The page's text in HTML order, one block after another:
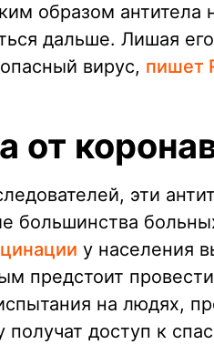
образом антитела
дальше. Лишая
вирус, пишет
от
эти
большинства
у населения
предстоит
на людях,
доступ к